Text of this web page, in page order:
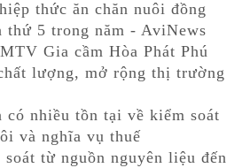
thức ăn chăn nuôi đồng
thứ 5 trong năm - AviNews
Gia cầm Hòa Phát Phú
lượng, mở rộng thị trường
nhiều tồn tại về kiểm soát
và nghĩa vụ thuế
từ nguồn nguyên liệu đến